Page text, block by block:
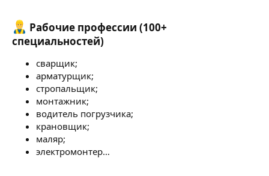
Рабочие профессии (100+
специальностей)​
сварщик;
арматурщик;
стропальщик;
монтажник;
водитель погрузчика;
крановщик;
маляр;
электромонтер…